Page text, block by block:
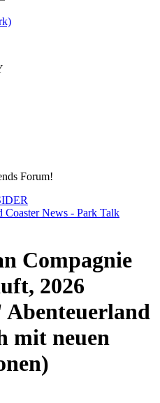
Forum!
News - Park Talk
Compagnie
2026
mit neuen